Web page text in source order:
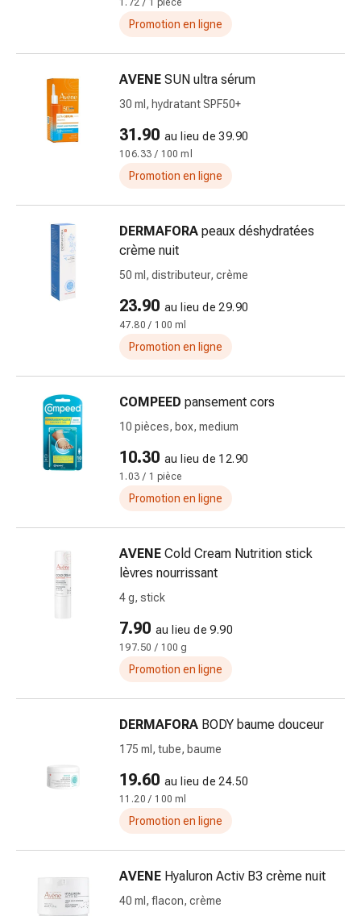
concentration
Allergies
rhume
des
foins
Antiallergiques
Peau
Gastro-
intestinal
Diarrhée
Hémorroïdes
d'estomac
Nausées
vomissements
ballonnements
Constipation
peau
Eczéma
Cors
verrues
ongles
pieds
Traitement
cicatrices
sèche
Transpiration
1.72 / 1 pièce
Promotion en ligne
AVENE SUN ultra sérum
30 ml, hydratant SPF50+
31.90 au lieu de 39.90
106.33 / 100 ml
Promotion en ligne
DERMAFORA peaux déshydratées
crème nuit
50 ml, distributeur, crème
23.90 au lieu de 29.90
47.80 / 100 ml
Promotion en ligne
COMPEED pansement cors
10 pièces, box, medium
10.30 au lieu de 12.90
1.03 / 1 pièce
Promotion en ligne
AVENE Cold Cream Nutrition stick
lèvres nourrissant
4 g, stick
7.90 au lieu de 9.90
197.50 / 100 g
Promotion en ligne
DERMAFORA BODY baume douceur
175 ml, tube, baume
19.60 au lieu de 24.50
11.20 / 100 ml
Promotion en ligne
AVENE Hyaluron Activ B3 crème nuit
40 ml, flacon, crème